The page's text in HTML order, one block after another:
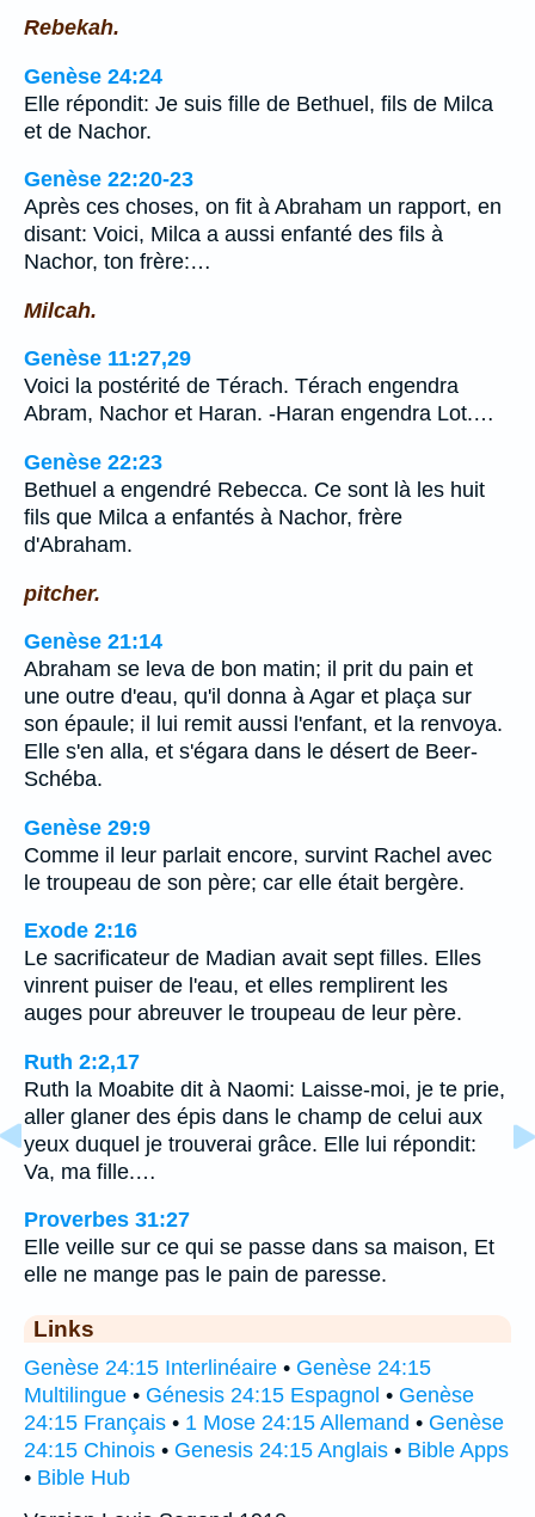
Rebekah.
Genèse 24:24
Elle répondit: Je suis fille de Bethuel, fils de Milca
et de Nachor.
Genèse 22:20-23
Après ces choses, on fit à Abraham un rapport, en
disant: Voici, Milca a aussi enfanté des fils à
Nachor, ton frère:…
Milcah.
Genèse 11:27,29
Voici la postérité de Térach. Térach engendra
Abram, Nachor et Haran. -Haran engendra Lot.…
Genèse 22:23
Bethuel a engendré Rebecca. Ce sont là les huit
fils que Milca a enfantés à Nachor, frère
d'Abraham.
pitcher.
Genèse 21:14
Abraham se leva de bon matin; il prit du pain et
une outre d'eau, qu'il donna à Agar et plaça sur
son épaule; il lui remit aussi l'enfant, et la renvoya.
Elle s'en alla, et s'égara dans le désert de Beer-
Schéba.
Genèse 29:9
Comme il leur parlait encore, survint Rachel avec
le troupeau de son père; car elle était bergère.
Exode 2:16
Le sacrificateur de Madian avait sept filles. Elles
vinrent puiser de l'eau, et elles remplirent les
auges pour abreuver le troupeau de leur père.
Ruth 2:2,17
Ruth la Moabite dit à Naomi: Laisse-moi, je te prie,
aller glaner des épis dans le champ de celui aux
yeux duquel je trouverai grâce. Elle lui répondit:
Va, ma fille.…
Proverbes 31:27
Elle veille sur ce qui se passe dans sa maison, Et
elle ne mange pas le pain de paresse.
Links
Genèse 24:15 Interlinéaire • Genèse 24:15
Multilingue • Génesis 24:15 Espagnol • Genèse
24:15 Français • 1 Mose 24:15 Allemand • Genèse
24:15 Chinois • Genesis 24:15 Anglais • Bible Apps
• Bible Hub